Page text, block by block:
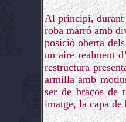
Al principi, durant
roba marró amb
posició oberta
un aire realment
restructura
armilla amb
ser de braços de
imatge, la capa de